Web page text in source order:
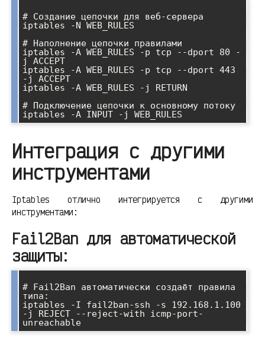
# Создание цепочки для веб-сервера
iptables -N WEB_RULES
# Наполнение цепочки правилами
iptables -A WEB_RULES -p tcp --dport 80 -
j ACCEPT
iptables -A WEB_RULES -p tcp --dport 443
-j ACCEPT
iptables -A WEB_RULES -j RETURN
# Подключение цепочки к основному потоку
Интеграция с другими
инструментами
Iptables отлично интегрируется с другими
инструментами:
Fail2Ban для автоматической
защиты:
# Fail2Ban автоматически создаёт правила
типа:
iptables -I fail2ban-ssh -s 192.168.1.100
-j REJECT --reject-with icmp-port-